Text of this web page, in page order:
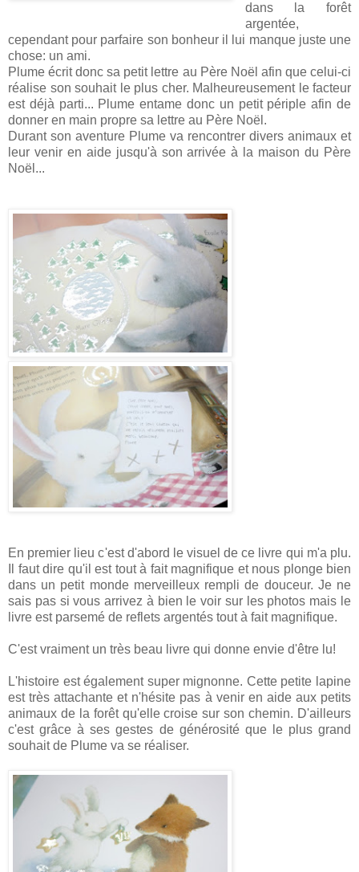
dans la forêt
argentée,
cependant pour parfaire son bonheur il lui manque juste une
chose: un ami.
Plume écrit donc sa petit lettre au Père Noël afin que celui-ci
réalise son souhait le plus cher. Malheureusement le facteur
est déjà parti... Plume entame donc un petit périple afin de
donner en main propre sa lettre au Père Noël.
Durant son aventure Plume va rencontrer divers animaux et
leur venir en aide jusqu'à son arrivée à la maison du Père
Noël...
En premier lieu c'est d'abord le visuel de ce livre qui m'a plu.
Il faut dire qu'il est tout à fait magnifique et nous plonge bien
dans un petit monde merveilleux rempli de douceur. Je ne
sais pas si vous arrivez à bien le voir sur les photos mais le
livre est parsemé de reflets argentés tout à fait magnifique.
C'est vraiment un très beau livre qui donne envie d'être lu!
L'histoire est également super mignonne. Cette petite lapine
est très attachante et n'hésite pas à venir en aide aux petits
animaux de la forêt qu'elle croise sur son chemin. D'ailleurs
c'est grâce à ses gestes de générosité que le plus grand
souhait de Plume va se réaliser.